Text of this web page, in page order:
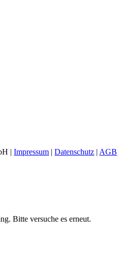
|Impressum |Datenschutz | AGB
Bitte versuche es erneut.